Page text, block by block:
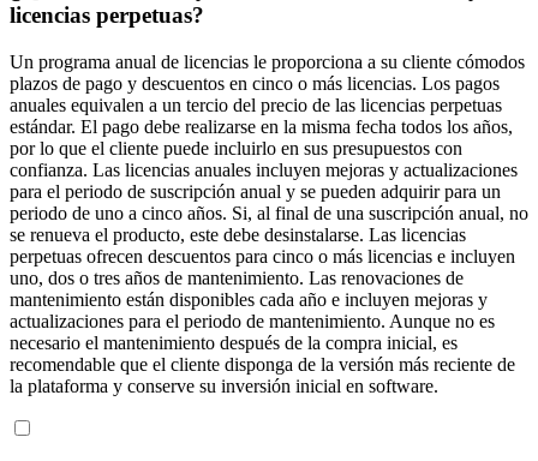
licencias perpetuas?
Un programa anual de licencias le proporciona a su cliente cómodos
plazos de pago y descuentos en cinco o más licencias. Los pagos
anuales equivalen a un tercio del precio de las licencias perpetuas
estándar. El pago debe realizarse en la misma fecha todos los años,
por lo que el cliente puede incluirlo en sus presupuestos con
confianza. Las licencias anuales incluyen mejoras y actualizaciones
para el periodo de suscripción anual y se pueden adquirir para un
periodo de uno a cinco años. Si, al final de una suscripción anual, no
se renueva el producto, este debe desinstalarse. Las licencias
perpetuas ofrecen descuentos para cinco o más licencias e incluyen
uno, dos o tres años de mantenimiento. Las renovaciones de
mantenimiento están disponibles cada año e incluyen mejoras y
actualizaciones para el periodo de mantenimiento. Aunque no es
necesario el mantenimiento después de la compra inicial, es
recomendable que el cliente disponga de la versión más reciente de
la plataforma y conserve su inversión inicial en software.